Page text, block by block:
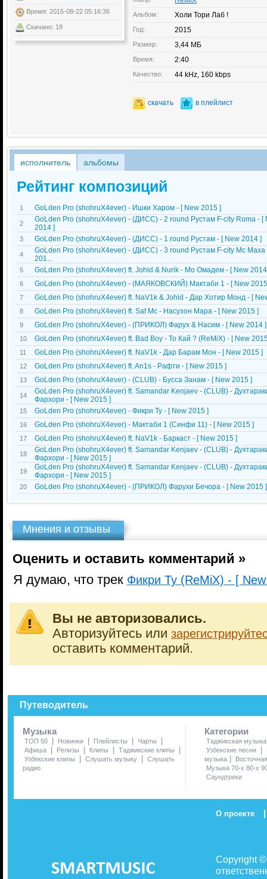
Время: 2015-08-22 05:16:36
Скачано: 18
Альбом: Холи Тори Лаб !
Год: 2015
Размер: 3,44 МБ
Время: 2:40
Качество: 44 kHz, 160 kbps
скачать в плейлист
исполнитель альбомы
Рейтинг композиций
1 GoLden Pro (shohruX4ever) - Ишки Харом - [ New 2015 ]
2
GoLden Pro (shohruX4ever) - (ДИСС) - 2 round Рустам F-city Roma - [
2014 ]
3 GoLden Pro (shohruX4ever) - (ДИСС) - 1 round Рустам - [ New 2014 ]
4
GoLden Pro (shohruX4ever) - (ДИСС) - 3 round Рустам F-city Мс Маха
201...
5 GoLden Pro (shohruX4ever) ft. Johid & Nurik - Мо Омадем - [ New
6 GoLden Pro (shohruX4ever) - (МАЯКОВСКИЙ) Мактаби 1 - [ New
7 GoLden Pro (shohruX4ever) ft. NaV1k & Johid - Дар Хотир Монд - [
8 GoLden Pro (shohruX4ever) ft. Saf Mc - Насузон Мара - [ New 2015 ]
9 GoLden Pro (shohruX4ever) - (ПРИКОЛ) Фарух & Насим - [ New 2014 ]
10 GoLden Pro (shohruX4ever) ft. Bad Boy - То Кай ? (ReMiX) - [ New
11 GoLden Pro (shohruX4ever) ft. NaV1k - Дар Барам Мон - [ New 2015 ]
12 GoLden Pro (shohruX4ever) ft. An1s - Рафти - [ New 2015 ]
13 GoLden Pro (shohruX4ever) - (CLUB) - Бусса Занам - [ New 2015 ]
14
GoLden Pro (shohruX4ever) ft. Samandar Kenjaev - (CLUB) -
Фархори - [ New 2015 ]
15 GoLden Pro (shohruX4ever) - Фикри Ту - [ New 2015 ]
16 GoLden Pro (shohruX4ever) - Мактаби 1 (Синфи 11) - [ New 2015 ]
17 GoLden Pro (shohruX4ever) ft. NaV1k - Баркаст - [ New 2015 ]
18
GoLden Pro (shohruX4ever) ft. Samandar Kenjaev - (CLUB) -
Фархори - [ New 2015 ]
19
GoLden Pro (shohruX4ever) ft. Samandar Kenjaev - (CLUB) -
Фархори - [ New 2015 ]
20 GoLden Pro (shohruX4ever) - (ПРИКОЛ) Фарухи Бечора - [ New 2015 ]
Мнения и отзывы
Оценить и оставить комментарий »
Я думаю, что трек Фикри Ту (ReMiX) - [
Вы не авторизовались.
Авторизуйтесь или
оставить комментарий.
Путеводитель
Музыка
ТОП 50 Новинки Плейлисты Чарты
Афиша Релизы Клипы Таджикские клипы
Узбекские клипы Слушать музыку
Слушать
радио
Категории
Таджикская музыка
Узбекские песни
музыка
Музыка 70-х 80-х
Саундтреки
О проекте |
Copyright